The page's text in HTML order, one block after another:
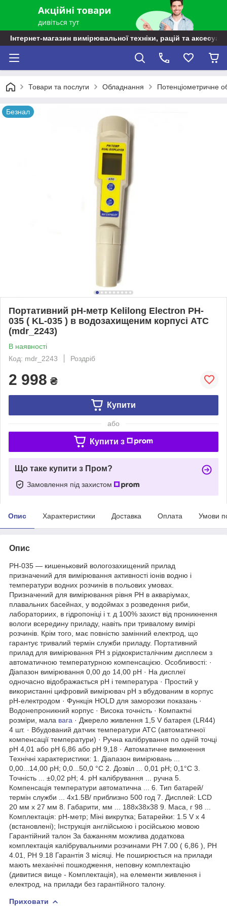
Інтернет-магазин вимірювальної техніки, рацій та
Товари та послуги Обладнання Потенціометричне
Безнал
Портативний рН-метр Kelilong Electron PH-
035 ( KL-035 ) в водозахищеним корпусі АТС
(mdr_2243)
В наявності
Код: mdr_2243
Роздріб
2 998 ₴
Купити
або
Купити з
Що таке купити з Пром?
Замовлення під захистом
Опис Характеристики Доставка Оплата Умови
Опис
PH-035 — кишеньковий вологозахищений прилад
призначений для вимірювання активності іонів водню і
температури водних розчинів в польових умовах.
Призначений для вимірювання рівня РН в акваріумах,
плавальних басейнах, у водоймах з розведення риби,
лабораториих, в гідропоніці і т. д 100% захист від проникнення
вологи всередину приладу, навіть при тривалому вимірі
розчинів. Крім того, має повністю замінний електрод, що
гарантує тривалий термін служби приладу. Портативний
прилад для вимірювання PH з рідкокристалічним дисплеєм з
автоматичною температурною компенсацією. Особливості: ·
Діапазон вимірювання 0,00 до 14,00 рН · На дисплеї
одночасно відображається рН і температура · Простий у
використанні цифровий вимірювач рН з вбудованим в корпус
рН-електродом · Функція HOLD для заморозки показань ·
Водонепроникний корпус · Висока точність · Компактні
розміри, мала вага · Джерело живлення 1,5 V батарея (LR44)
4 шт. · Вбудований датчик температури ATC (автоматичної
компенсації температури) · Ручна калібрування по одній точці
рН 4,01 або рН 6,86 або рН 9,18 · Автоматичне вимкнення
Технічні характеристики: 1. Діапазон вимірювань ...
0,00...14,00 pH; 0,0...50,0 °C 2. Дозвіл ... 0,01 pH; 0,1°C 3.
Точність ... ±0,02 pH; 4. pH калібрування ... ручна 5.
Компенсація температури автоматична ... 6. Тип батарей/
термін служби ... 4х1.5В/ приблизно 500 год 7. Дисплей: LCD
20 мм x 27 мм 8. Габарити, мм ... 188х38х38 9. Маса, г 98 ...
Комплектація: pH-метр; Міні викрутка; Батарейки: 1.5 V х 4
(встановлені); Інструкція англійською і російською мовою
Гарантійний талон За бажанням можлива додаткова
комплектація калібрувальними розчинами РН 7.00 ( 6,86 ), РН
4.01, PH 9.18 Гарантія 3 місяці. Не поширюється на прилади
мають механічні пошкодження, неповну комплектацію
(дивитися вище - Комплектація), на елементи живлення і
електрод, на прилади без гарантійного талону.
Приховати